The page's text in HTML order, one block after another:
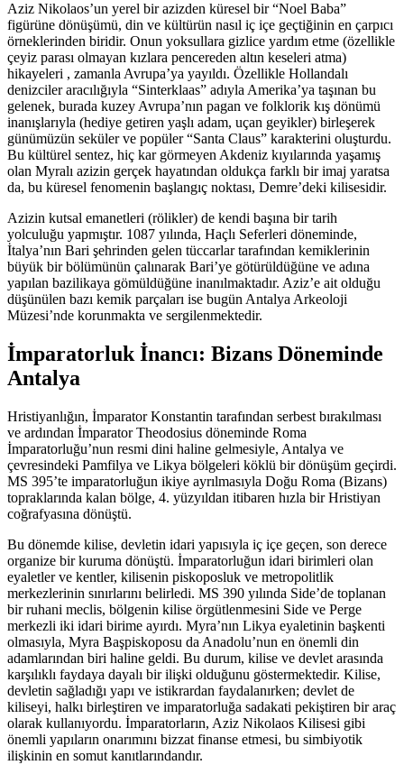
Aziz Nikolaos’un yerel bir azizden küresel bir “Noel Baba”
figürüne dönüşümü, din ve kültürün nasıl iç içe geçtiğinin en çarpıcı
örneklerinden biridir. Onun yoksullara gizlice yardım etme (özellikle
çeyiz parası olmayan kızlara pencereden altın keseleri atma)
hikayeleri , zamanla Avrupa’ya yayıldı. Özellikle Hollandalı
denizciler aracılığıyla “Sinterklaas” adıyla Amerika’ya taşınan bu
gelenek, burada kuzey Avrupa’nın pagan ve folklorik kış dönümü
inanışlarıyla (hediye getiren yaşlı adam, uçan geyikler) birleşerek
günümüzün seküler ve popüler “Santa Claus” karakterini oluşturdu.
Bu kültürel sentez, hiç kar görmeyen Akdeniz kıyılarında yaşamış
olan Myralı azizin gerçek hayatından oldukça farklı bir imaj yaratsa
da, bu küresel fenomenin başlangıç noktası, Demre’deki kilisesidir.
Azizin kutsal emanetleri (rölikler) de kendi başına bir tarih
yolculuğu yapmıştır. 1087 yılında, Haçlı Seferleri döneminde,
İtalya’nın Bari şehrinden gelen tüccarlar tarafından kemiklerinin
büyük bir bölümünün çalınarak Bari’ye götürüldüğüne ve adına
yapılan bazilikaya gömüldüğüne inanılmaktadır. Aziz’e ait olduğu
düşünülen bazı kemik parçaları ise bugün Antalya Arkeoloji
Müzesi’nde korunmakta ve sergilenmektedir.
İmparatorluk İnancı: Bizans Döneminde
Antalya
Hristiyanlığın, İmparator Konstantin tarafından serbest bırakılması
ve ardından İmparator Theodosius döneminde Roma
İmparatorluğu’nun resmi dini haline gelmesiyle, Antalya ve
çevresindeki Pamfilya ve Likya bölgeleri köklü bir dönüşüm geçirdi.
MS 395’te imparatorluğun ikiye ayrılmasıyla Doğu Roma (Bizans)
topraklarında kalan bölge, 4. yüzyıldan itibaren hızla bir Hristiyan
coğrafyasına dönüştü.
Bu dönemde kilise, devletin idari yapısıyla iç içe geçen, son derece
organize bir kuruma dönüştü. İmparatorluğun idari birimleri olan
eyaletler ve kentler, kilisenin piskoposluk ve metropolitlik
merkezlerinin sınırlarını belirledi. MS 390 yılında Side’de toplanan
bir ruhani meclis, bölgenin kilise örgütlenmesini Side ve Perge
merkezli iki idari birime ayırdı. Myra’nın Likya eyaletinin başkenti
olmasıyla, Myra Başpiskoposu da Anadolu’nun en önemli din
adamlarından biri haline geldi. Bu durum, kilise ve devlet arasında
karşılıklı faydaya dayalı bir ilişki olduğunu göstermektedir. Kilise,
devletin sağladığı yapı ve istikrardan faydalanırken; devlet de
kiliseyi, halkı birleştiren ve imparatorluğa sadakati pekiştiren bir araç
olarak kullanıyordu. İmparatorların, Aziz Nikolaos Kilisesi gibi
önemli yapıların onarımını bizzat finanse etmesi, bu simbiyotik
ilişkinin en somut kanıtlarındandır.